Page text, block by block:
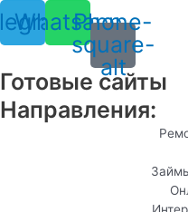
Whatsapp
Phone-
square-
alt
Готовые сайты
Направления: